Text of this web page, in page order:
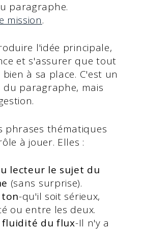
paragraphe.
mission.
l'idée principale,
et s'assurer que tout
à sa place. C'est un
paragraphe, mais
phrases thématiques
à jouer. Elles :
lecteur le sujet du
(sans surprise).
ton-qu'il soit sérieux,
ou entre les deux.
fluidité du flux-Il n'y a